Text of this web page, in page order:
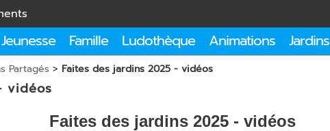
Jeunesse Famille Ludothèque Animations Jardins
Partagés > Faites des jardins 2025 - vidéos
vidéos
Faites des jardins 2025 - vidéos